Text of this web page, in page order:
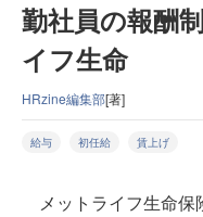
勤社員の報酬
イフ生命
HRzine編集部[著]
給与 初任給 賃上げ
メットライフ生命保